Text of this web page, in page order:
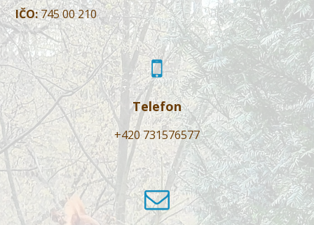
IČO:745 00 210
Telefon
+420 731576577